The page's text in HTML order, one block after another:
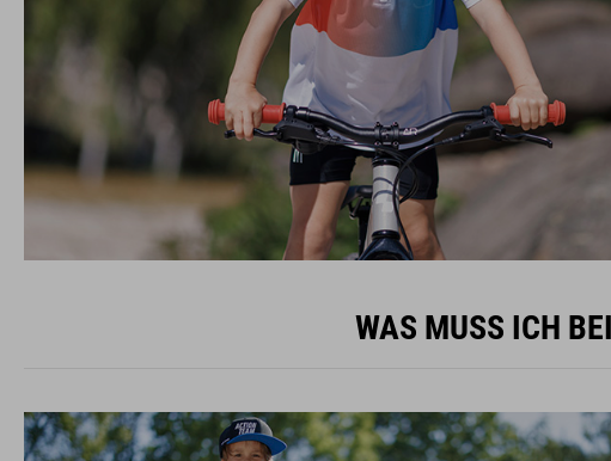
WAS MUSS ICH